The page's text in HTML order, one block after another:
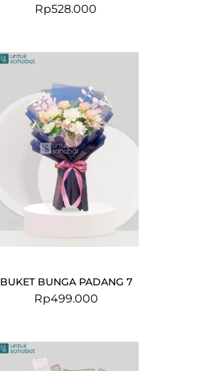
Rp528.000
BUKET BUNGA PADANG 7
Rp499.000